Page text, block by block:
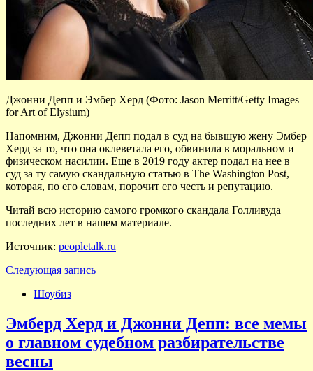
Джонни Депп и Эмбер Херд (Фото: Jason Merritt/Getty Images
for Art of Elysium)
Напомним, Джонни Депп подал в суд на бывшую жену Эмбер
Херд за то, что она оклеветала его, обвинила в моральном и
физическом насилии. Еще в 2019 году актер подал на нее в
суд за ту самую скандальную статью в The Washington Post,
которая, по его словам, порочит его честь и репутацию.
Читай всю историю самого громкого скандала Голливуда
последних лет в нашем материале.
Источник: peopletalk.ru
Следующая запись
Шоубиз
Эмберд Херд и Джонни Депп: все мемы
о главном судебном разбирательстве
весны